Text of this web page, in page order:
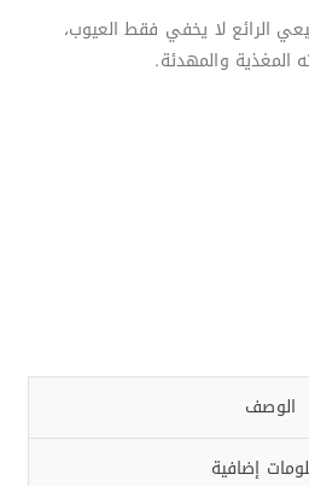
الرائع لا يخفي فقط العيوب،
المغذية والمهدئة.
الوصف
إضافية